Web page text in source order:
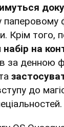
паперовому
Крім того,
набір на
за денною
до